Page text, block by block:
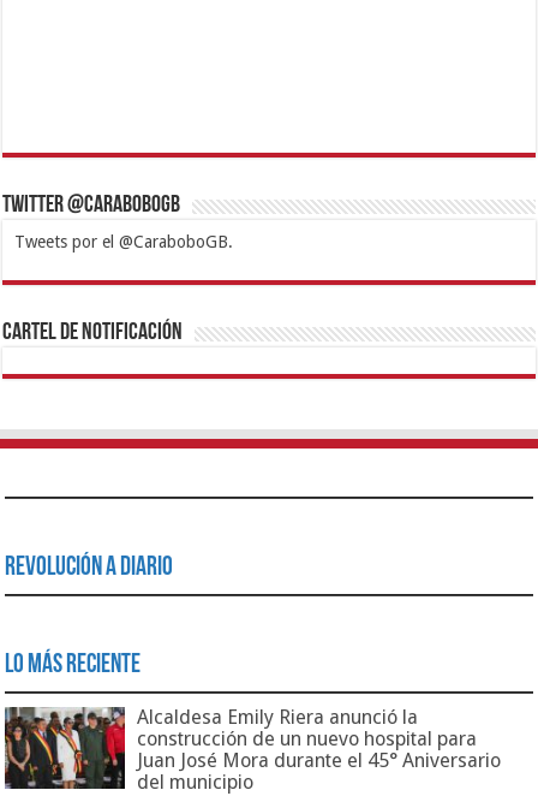
Twitter @CaraboboGB
Tweets por el @CaraboboGB.
1xbetBetturkeyBetistKralbetSupertotobetTipobetMatadorbetMariobet
https://mvbcasino.com/
Cartel de Notificación
Revolución a Diario
Lo Más Reciente
Alcaldesa Emily Riera anunció la
construcción de un nuevo hospital para
Juan José Mora durante el 45° Aniversario
del municipio